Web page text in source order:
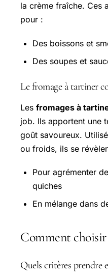
la crème fraîche. Ces
pour :
Des boissons et
Des soupes et
Le fromage à tartiner
Les fromages à
job. Ils apportent une
goût savoureux.
ou froids, ils se
Pour agrémenter
quiches
En mélange dans
Comment choisir
Quels critères prendre